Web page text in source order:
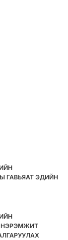
ГАВЬЯАТ ЭДИЙН
НЭРЭМЖИТ